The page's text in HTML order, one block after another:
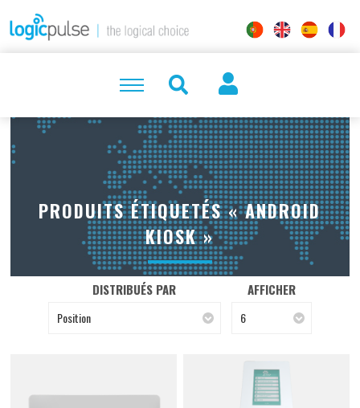
PRODUITS ÉTIQUETÉS « ANDROID
KIOSK »
DISTRIBUÉS PAR
Position
AFFICHER
6